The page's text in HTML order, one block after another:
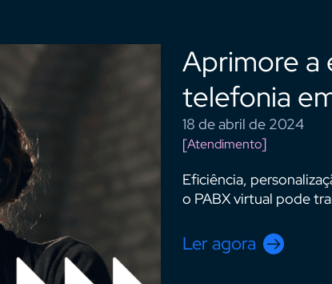
Aprimore a
telefonia
18 de abril de 2024
Atendimento
Eficiência,
o PABX virtual pode
Ler agora